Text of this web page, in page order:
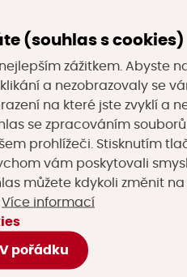
včetně zatravnění,
(žlábky, vpusti
obec Ostroměř
2021–2022
Nová Paka (okres Jičín)
Program obnovy venkova
(souhlas s cookies)
zážitkem. Abyste
a nezobrazovaly se
na které jste zvyklí a
se zpracováním
prohlížeči. Stisknutím
vám poskytovali
můžete kdykoli změnit
Více informací
V pořádku